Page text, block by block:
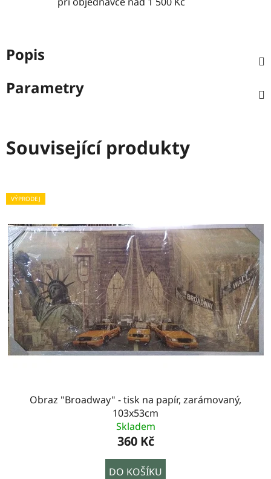
Popis
Parametry
Související produkty
VÝPRODEJ
Obraz "Broadway" - tisk na papír, zarámovaný,
103x53cm
Skladem
360 Kč
DO KOŠÍKU